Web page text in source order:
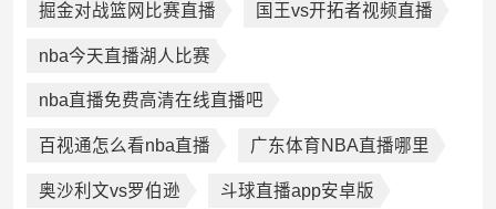
掘金对战篮网比赛直播 国王vs开拓者视频直播
nba今天直播湖人比赛
nba直播免费高清在线直播吧
百视通怎么看nba直播 广东体育NBA直播哪里
奥沙利文vs罗伯逊 斗球直播app安卓版